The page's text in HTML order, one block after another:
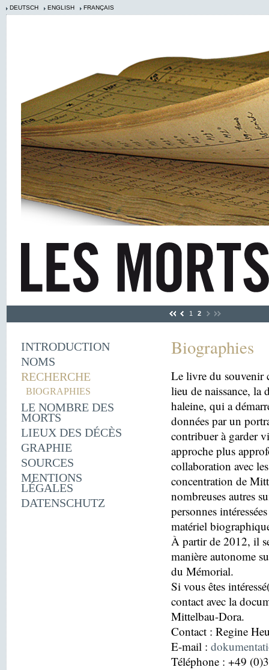
DEUTSCH ENGLISH FRANÇAIS
1 2
INTRODUCTION
NOMS
RECHERCHE
BIOGRAPHIES
LE NOMBRE DES
MORTS
LIEUX DES DÉCÈS
GRAPHIE
SOURCES
MENTIONS
LÉGALES
DATENSCHUTZ
Biographies
Le livre du souvenir
lieu de naissance, la
haleine, qui a
données par un
contribuer à garder
approche plus
collaboration avec
concentration de
nombreuses autres
personnes
matériel
À partir de 2012, il
manière autonome
du Mémorial.
Si vous êtes
contact avec la
Mittelbau-Dora.
Contact : Regine
E-mail :
Téléphone : +49